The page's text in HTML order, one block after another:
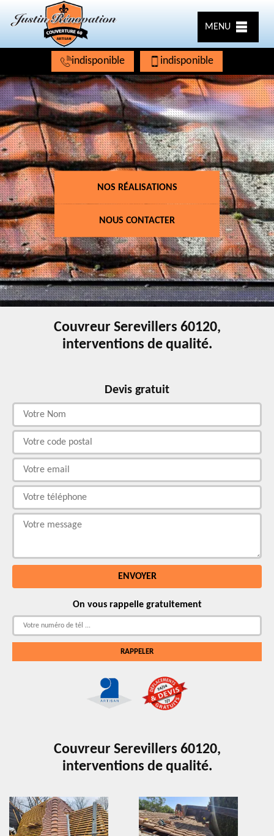
MENU
indisponible indisponible
NOS RÉALISATIONS
NOUS CONTACTER
Couvreur Serevillers 60120,
interventions de qualité.
Devis gratuit
On vous rappelle gratuitement
Couvreur Serevillers 60120,
interventions de qualité.